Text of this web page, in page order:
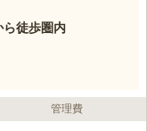
徒歩圏内
管理費